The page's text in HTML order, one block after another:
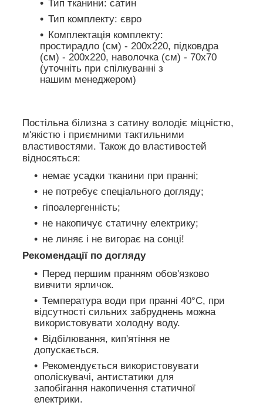
Тип тканини: сатин
Тип комплекту: євро
Комплектація комплекту:
простирадло (см) - 200х220, підковдра
(см) - 200х220, наволочка (см) - 70х70
(уточніть при спілкуванні з
нашим менеджером)
Постільна білизна з сатину володіє міцністю,
м'якістю і приємними тактильними
властивостями. Також до властивостей
відносяться:
немає усадки тканини при пранні;
не потребує спеціального догляду;
гіпоалергенність;
не накопичує статичну електрику;
не линяє і не вигорає на сонці!
Рекомендації по догляду
Перед першим пранням обов'язково
вивчити ярличок.
Температура води при пранні 40°C, при
відсутності сильних забруднень можна
використовувати холодну воду.
Відбілювання, кип'ятіння не
допускається.
Рекомендується використовувати
ополіскувачі, антистатики для
запобігання накопичення статичної
електрики.